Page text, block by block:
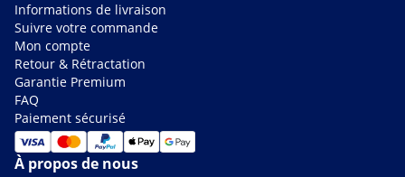
Informations de livraison
Suivre votre commande
Mon compte
Retour & Rétractation
Garantie Premium
FAQ
Paiement sécurisé
À propos de nous